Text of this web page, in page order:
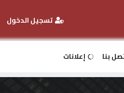
تسجيل الدخول
بنا إعلانات